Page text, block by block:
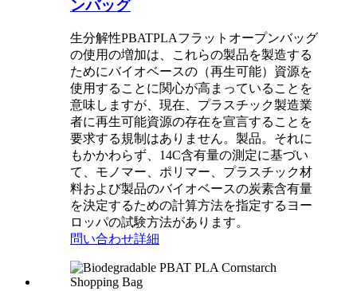
ンバッグ
生分解性PBATPLAフラットオープンバッグ
の使用の増加は、これらの製品を製造する
ためにバイオベースの（再生可能）資源を
使用することに関心が高まっていることを
意味しますが、現在、プラスチック製造業
者に再生可能資源の存在を宣言することを
要求する規制はありません。製品。それに
もかかわらず、14C含有量の測定に基づい
て、モノマー、ポリマー、プラスチック材
料および製品のバイオベースの炭素含有量
を決定するための計算方法を指定するヨー
ロッパの試験方法があります。
問い合わせ詳細